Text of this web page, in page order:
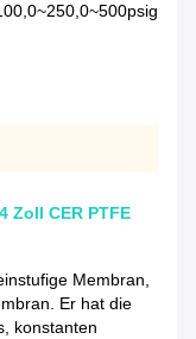
Zoll CER PTFE
Membran,
Er hat die
konstanten